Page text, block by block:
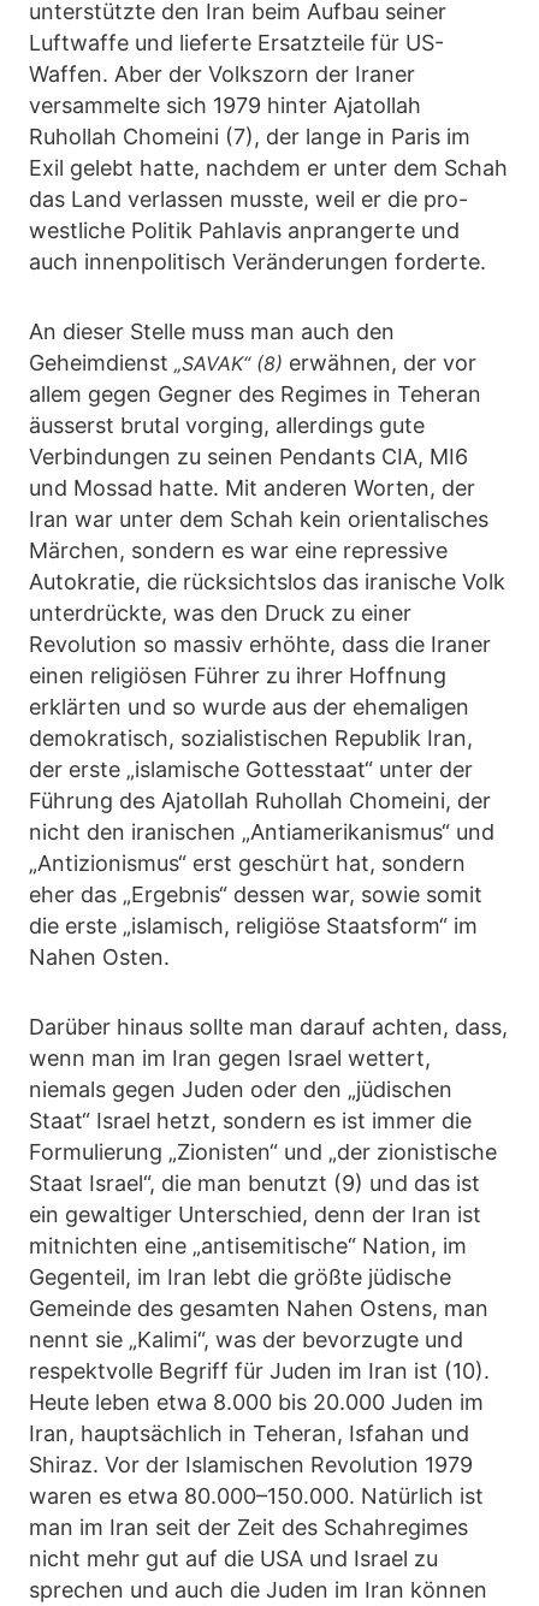
unterstützte den Iran beim Aufbau seiner
Luftwaffe und lieferte Ersatzteile für US-
Waffen. Aber der Volkszorn der Iraner
versammelte sich 1979 hinter Ajatollah
Ruhollah Chomeini (7), der lange in Paris im
Exil gelebt hatte, nachdem er unter dem Schah
das Land verlassen musste, weil er die pro-
westliche Politik Pahlavis anprangerte und
auch innenpolitisch Veränderungen forderte.
An dieser Stelle muss man auch den
Geheimdienst „SAVAK“ (8) erwähnen, der vor
allem gegen Gegner des Regimes in Teheran
äusserst brutal vorging, allerdings gute
Verbindungen zu seinen Pendants CIA, MI6
und Mossad hatte. Mit anderen Worten, der
Iran war unter dem Schah kein orientalisches
Märchen, sondern es war eine repressive
Autokratie, die rücksichtslos das iranische Volk
unterdrückte, was den Druck zu einer
Revolution so massiv erhöhte, dass die Iraner
einen religiösen Führer zu ihrer Hoffnung
erklärten und so wurde aus der ehemaligen
demokratisch, sozialistischen Republik Iran,
der erste „islamische Gottesstaat“ unter der
Führung des Ajatollah Ruhollah Chomeini, der
nicht den iranischen „Antiamerikanismus“ und
„Antizionismus“ erst geschürt hat, sondern
eher das „Ergebnis“ dessen war, sowie somit
die erste „islamisch, religiöse Staatsform“ im
Nahen Osten.
Darüber hinaus sollte man darauf achten, dass,
wenn man im Iran gegen Israel wettert,
niemals gegen Juden oder den „jüdischen
Staat“ Israel hetzt, sondern es ist immer die
Formulierung „Zionisten“ und „der zionistische
Staat Israel“, die man benutzt (9) und das ist
ein gewaltiger Unterschied, denn der Iran ist
mitnichten eine „antisemitische“ Nation, im
Gegenteil, im Iran lebt die größte jüdische
Gemeinde des gesamten Nahen Ostens, man
nennt sie „Kalimi“, was der bevorzugte und
respektvolle Begriff für Juden im Iran ist (10).
Heute leben etwa 8.000 bis 20.000 Juden im
Iran, hauptsächlich in Teheran, Isfahan und
Shiraz. Vor der Islamischen Revolution 1979
waren es etwa 80.000–150.000. Natürlich ist
man im Iran seit der Zeit des Schahregimes
nicht mehr gut auf die USA und Israel zu
sprechen und auch die Juden im Iran können